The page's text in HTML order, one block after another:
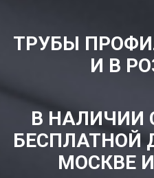
ТРУБЫ
И В
В НАЛИЧИИ
БЕСПЛАТНОЙ
МОСКВЕ